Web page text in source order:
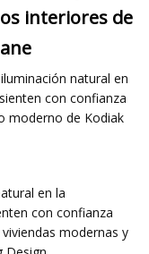
interiores de
natural en
con confianza
moderno de Kodiak
en la
con confianza
modernas y